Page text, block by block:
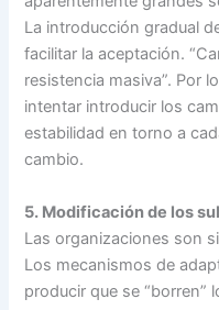
La introducción gradual
facilitar la aceptación.
resistencia masiva”. Por
intentar introducir los
estabilidad en torno a
cambio.
5. Modificación de los
Las organizaciones son
Los mecanismos de
producir que se “borren”